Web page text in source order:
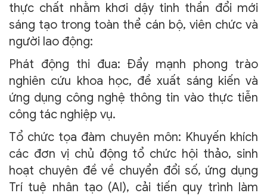
thực chất nhằm khơi dậy tinh thần đổi mới
sáng tạo trong toàn thể cán bộ, viên chức và
người lao động:
Phát động thi đua: Đẩy mạnh phong trào
nghiên cứu khoa học, đề xuất sáng kiến và
ứng dụng công nghệ thông tin vào thực tiễn
công tác nghiệp vụ.
Tổ chức tọa đàm chuyên môn: Khuyến khích
các đơn vị chủ động tổ chức hội thảo, sinh
hoạt chuyên đề về chuyển đổi số, ứng dụng
Trí tuệ nhân tạo (AI), cải tiến quy trình làm